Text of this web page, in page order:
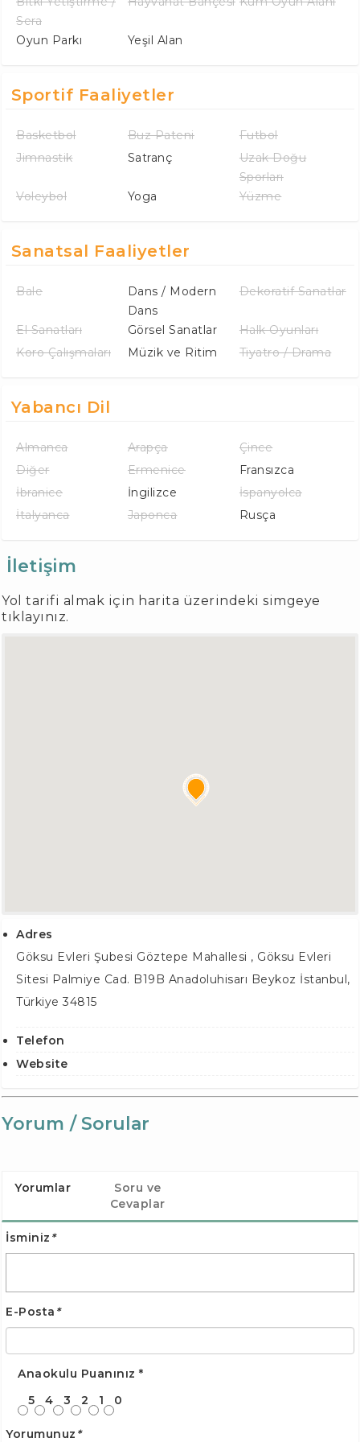
Sera
Oyun Parkı Yeşil Alan
Sportif Faaliyetler
Basketbol Buz Pateni
Futbol
Jimnastik
Satranç
Uzak Doğu
Sporları
Voleybol
Yoga Yüzme
Sanatsal Faaliyetler
Bale
Dans / Modern
Dans
Dekoratif Sanatlar
El Sanatları Görsel Sanatlar
Halk Oyunları
Koro Çalışmaları
Müzik ve Ritim Tiyatro / Drama
Yabancı Dil
Almanca Arapça
Çince
Diğer
Ermenice
Fransızca
İbranice
İngilizce
İspanyolca
İtalyanca
Japonca Rusça
İletişim
Yol tarifi almak için harita üzerindeki simgeye
tıklayınız.
Adres
Göksu Evleri Şubesi Göztepe Mahallesi , Göksu Evleri
Sitesi Palmiye Cad. B19B Anadoluhisarı Beykoz İstanbul,
Türkiye 34815
Telefon
Website
Yorum / Sorular
Yorumlar
Soru ve
Cevaplar
İsminiz *
E-Posta *
Anaokulu Puanınız *
5
4 3 2 1 0
Yorumunuz *